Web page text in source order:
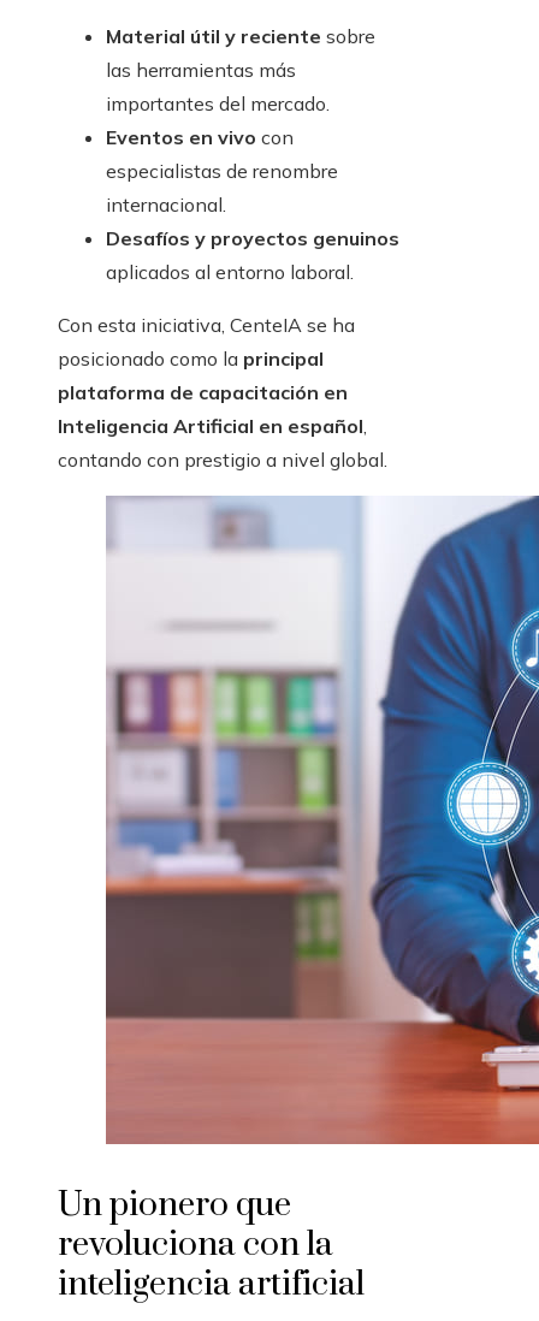
Material útil y reciente sobre
las herramientas más
importantes del mercado.
Eventos en vivo con
especialistas de renombre
internacional.
Desafíos y proyectos genuinos
aplicados al entorno laboral.
Con esta iniciativa, CenteIA se ha
posicionado como la principal
plataforma de capacitación en
Inteligencia Artificial en español,
contando con prestigio a nivel global.
Un pionero que
revoluciona con la
inteligencia artificial